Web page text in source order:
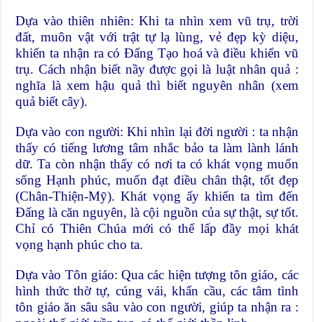
Dựa vào thiên nhiên: Khi ta nhìn xem vũ trụ, trời
đất, muôn vật với trật tự lạ lùng, vẻ đẹp kỳ diệu,
khiến ta nhận ra có Đấng Tạo hoá và điều khiển vũ
trụ. Cách nhận biết nầy được gọi là luật nhân quả :
nghĩa là xem hậu quả thì biết nguyên nhân (xem
quả biết cây).
Dựa vào con người: Khi nhìn lại đời người : ta nhận
thấy có tiếng lương tâm nhắc bảo ta làm lành lánh
dữ. Ta còn nhận thấy có nơi ta có khát vọng muốn
sống Hạnh phúc, muốn đạt điều chân thật, tốt đẹp
(Chân-Thiện-Mỹ). Khát vọng ấy khiến ta tìm đến
Đấng là căn nguyên, là cội nguồn của sự thật, sự tốt.
Chỉ có Thiên Chúa mới có thể lấp đầy mọi khát
vọng hạnh phúc cho ta.
Dựa vào Tôn giáo: Qua các hiện tượng tôn giáo, các
hình thức thờ tự, cúng vái, khẩn cầu, các tâm tình
tôn giáo ăn sâu sâu vào con người, giúp ta nhận ra :